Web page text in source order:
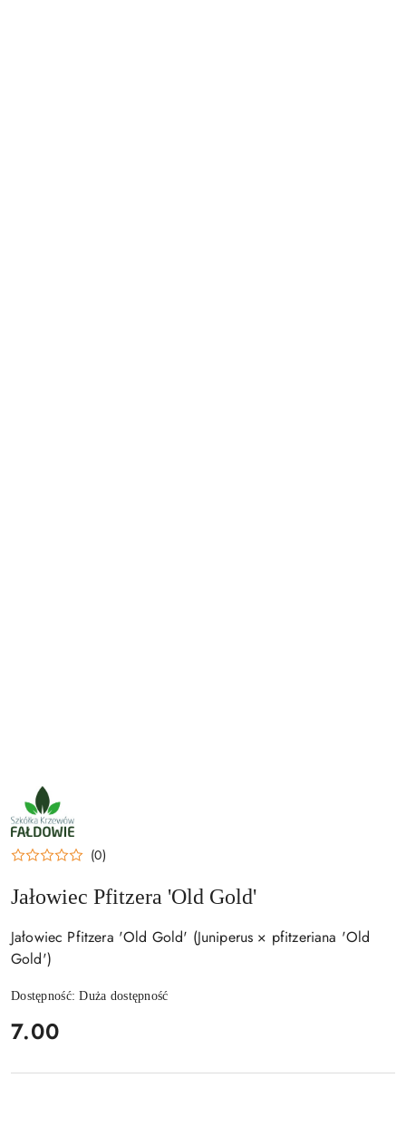
NAZWA
PRODUCENTA:
SZKÓŁKA
KRZEWÓW
FAŁDOWIE
(0)
Jałowiec Pfitzera 'Old Gold'
Jałowiec Pfitzera 'Old Gold' (Juniperus × pfitzeriana 'Old
Gold')
Dostępność:Duża dostępność
cena:
7.00